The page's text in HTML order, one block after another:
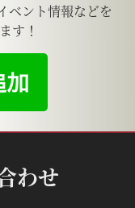
ベント情報などを
す！
わせ